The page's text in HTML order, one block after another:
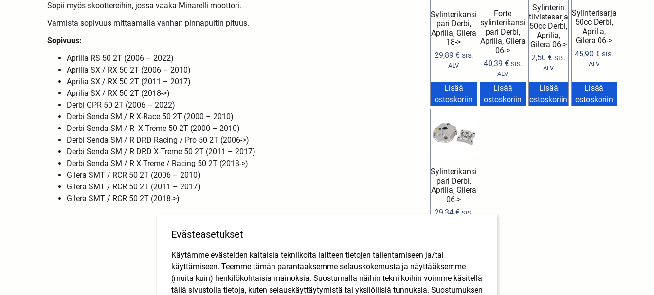
Sylinterikansi
pari Derbi,
Aprilia, Gilera
18->
29,89 € SIS.
ALV
Lisää
ostoskoriin
Forte
sylinterikansi
pari Derbi,
Aprilia, Gilera
06->
40,39 € SIS.
ALV
Lisää
ostoskoriin
Sylinterin
tiivistesarja
50cc Derbi,
Aprilia,
Gilera 06->
2,50€ SIS.
ALV
Lisää
ostoskoriin
Sylinterisarja
50cc Derbi,
Aprilia,
Gilera 06->
45,90€ SIS.
ALV
Lisää
ostoskoriin
Sylinterikansi
pari Derbi,
Aprilia, Gilera
06->
29,34 € SIS.
Sopii myös skoottereihin, jossa vaaka Minarelli moottori.
Varmista sopivuus mittaamalla vanhan pinnapultin pituus.
Sopivuus:
Aprilia RS 50 2T (2006 – 2022)
Aprilia SX / RX 50 2T (2006 – 2010)
Aprilia SX / RX 50 2T (2011 – 2017)
Aprilia SX / RX 50 2T (2018->)
Derbi GPR 50 2T (2006 – 2022)
Derbi Senda SM / R X-Race 50 2T (2000 – 2010)
Derbi Senda SM / R X-Treme 50 2T (2000 – 2010)
Derbi Senda SM / R DRD Racing / Pro 50 2T (2006->)
Derbi Senda SM / R DRD X-Treme 50 2T (2011 – 2017)
Derbi Senda SM / R X-Treme / Racing 50 2T (2018->)
Gilera SMT / RCR 50 2T (2006 – 2010)
Gilera SMT / RCR 50 2T (2011 – 2017)
Gilera SMT / RCR 50 2T (2018->)
Tutustu myös
Evästeasetukset
Käytämme evästeiden kaltaisia tekniikoita laitteen tietojen tallentamiseen ja/tai
käyttämiseen. Teemme tämän parantaaksemme selauskokemusta ja näyttääksemme
(muita kuin) henkilökohtaisia mainoksia. Suostumalla näihin tekniikoihin voimme käsitellä
tällä sivustolla tietoja, kuten selauskäyttäytymistä tai yksilöllisiä tunnuksia. Suostumuksen